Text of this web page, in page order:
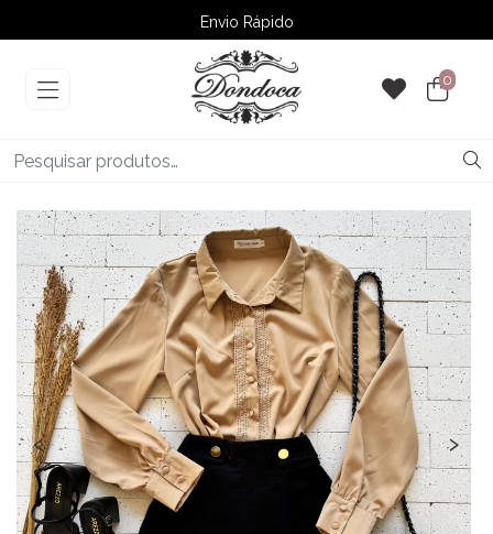
Envio Rápido
➚ Ofertas– Até 60% OFF
0
‹ ›